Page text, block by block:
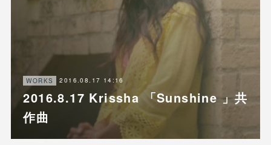
WORKS 2016.08.17 14:16
2016.8.17 Krissha 「Sunshine 」共
作曲